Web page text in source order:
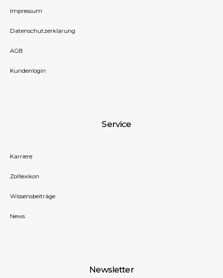
Impressum
Datenschutzerklärung
AGB
Kundenlogin
Service
Karriere
Zolllexikon
Wissensbeiträge
News
Newsletter